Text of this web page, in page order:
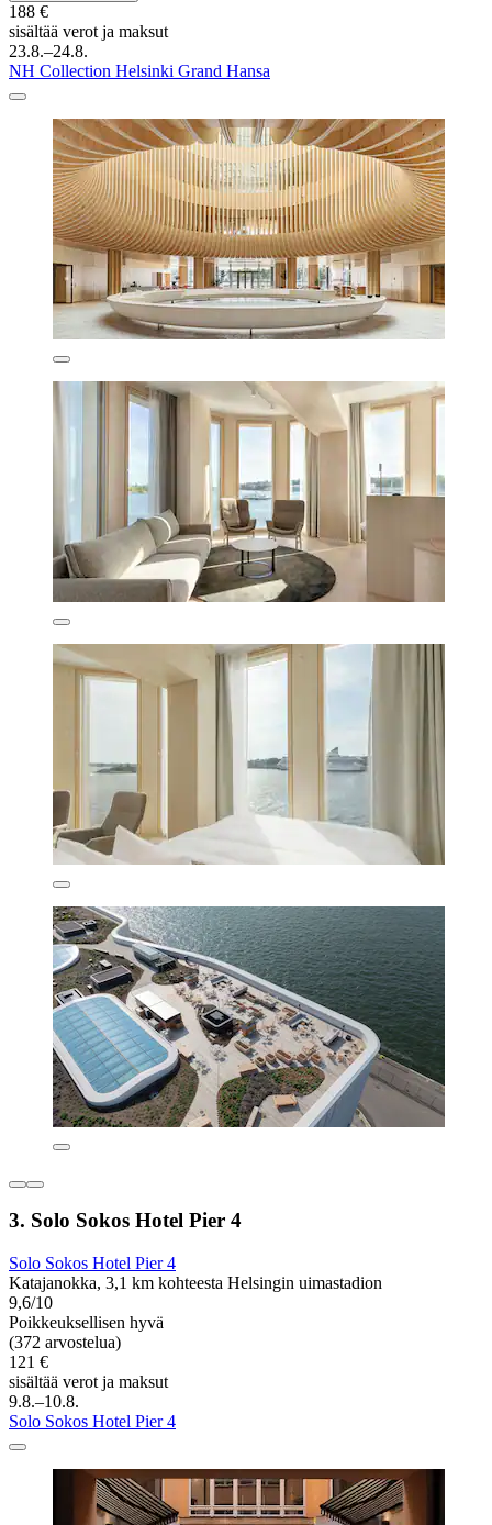
188 €
sisältää verot ja maksut
23.8.–24.8.
NH Collection Helsinki Grand Hansa
3. Solo Sokos Hotel Pier 4
Solo Sokos Hotel Pier 4
Katajanokka, 3,1 km kohteesta Helsingin uimastadion
9,6/10
Poikkeuksellisen hyvä
(372 arvostelua)
121 €
sisältää verot ja maksut
9.8.–10.8.
Solo Sokos Hotel Pier 4